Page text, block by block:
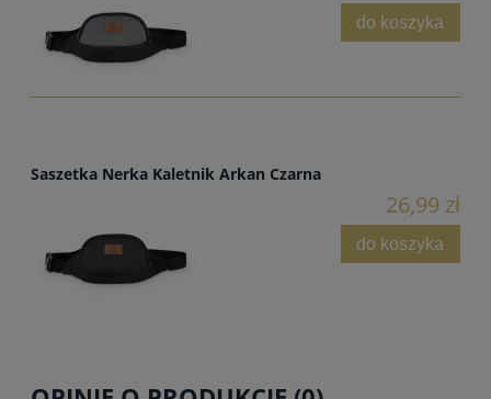
do koszyka
Saszetka Nerka Kaletnik Arkan Czarna
26,99 zł
do koszyka